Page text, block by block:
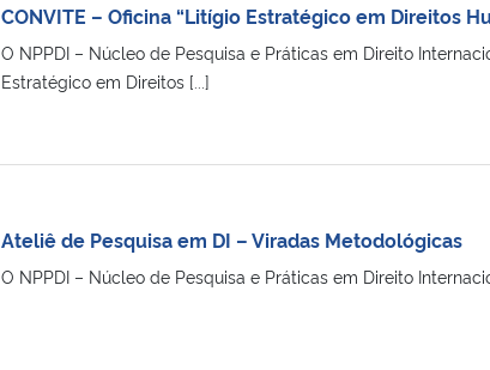
CONVITE – Oficina “Litígio Estratégico em Direitos
O NPPDI – Núcleo de Pesquisa e Práticas em Direito
Estratégico em Direitos [...]
Ateliê de Pesquisa em DI – Viradas Metodológicas
O NPPDI – Núcleo de Pesquisa e Práticas em Direito